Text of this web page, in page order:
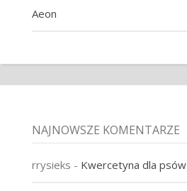
Aeon
NAJNOWSZE KOMENTARZE
rrysieks - Kwercetyna dla psów